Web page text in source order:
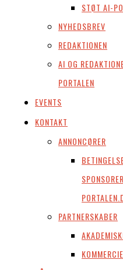
STØT AI-
NYHEDSBREV
REDAKTIONEN
AI OG
PORTALEN
EVENTS
KONTAKT
ANNONCØRER
PARTNERSKABER